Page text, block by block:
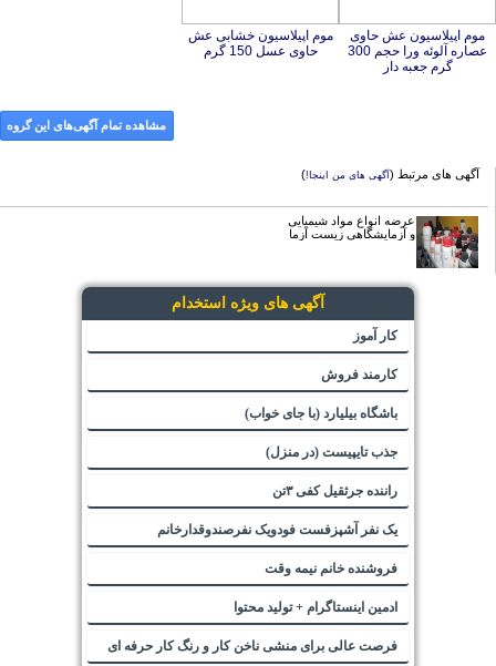
موم اپیلاسیون عش حاوی
عصاره آلوئه ورا حجم 300
گرم جعبه دار
موم اپیلاسیون خشابی عش
حاوی عسل 150 گرم
مشاهده تمام آگهی‌های این گروه
آگهی های مرتبط (آگهی های من اینجا!)
عرضه انواع مواد شیمیایی
و آزمایشگاهی زیست آزما
آگهی های ویژه استخدام
کار آموز
کارمند فروش
باشگاه بیلیارد (با جای خواب)
جذب تایپیست (در منزل)
راننده جرثقیل کفی ۳تن
یک نفر آشپزفست فودویک نفرصندوقدارخانم
فروشنده خانم نیمه وقت
ادمین اینستاگرام + تولید محتوا
فرصت عالی برای منشی ناخن کار و رنگ کار حرفه ای